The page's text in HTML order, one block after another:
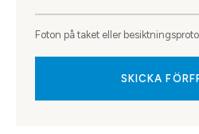
Foton på taket eller
SKICKA